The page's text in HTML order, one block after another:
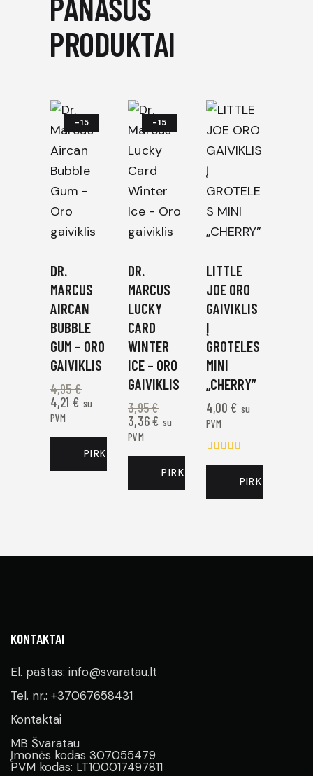
PRODUKTAI
-15
DR.
MARCUS
AIRCAN
BUBBLE
GUM – ORO
GAIVIKLIS
4,95€
4,21 € su
PVM
PIRKTI DABAR
-15
DR.
MARCUS
LUCKY
CARD
WINTER
ICE – ORO
GAIVIKLIS
3,95€
3,36€ su
PVM
PIRKTI DABAR
LITTLE
JOE ORO
GAIVIKLIS
Į
GROTELES
MINI
„CHERRY”
4,00€ su
PVM
PIRKTI DABAR
KONTAKTAI
El. paštas: info@svaratau.lt
Tel. nr.: +37067658431
Kontaktai
MB Švaratau
Įmonės kodas 307055479
PVM kodas: LT100017497811